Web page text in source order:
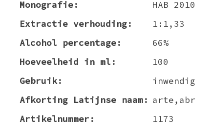
Monografie:
HAB 2010
Extractie verhouding:
1:1,33
Alcohol percentage:
66%
Hoeveelheid in ml:
100
Gebruik:
inwendig
Afkorting Latijnse naam: arte,abr
Artikelnummer:
1173